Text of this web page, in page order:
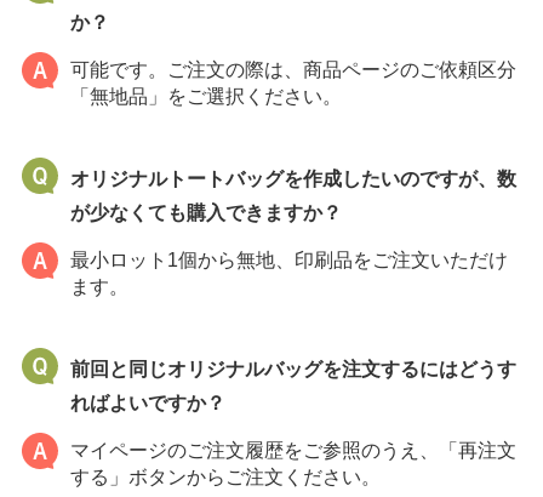
2025年11月1日
個人情報保護方針を改正いたしました。
2025年10月10日
2025年7月9日
インクジェット印刷・DTF印刷割引キャンペーンは終了しま
した。
2025年5月14日
2025年4月10日
インクジェット印刷割引キャンペーンは終了しました。
2025年2月5日
不織布キャンペーンは終了しました。
か？
可能です。ご注文の際は、商品ページのご依頼区分
「無地品」をご選択ください。
オリジナルトートバッグを作成したいのですが、数
が少なくても購入できますか？
最小ロット1個から無地、印刷品をご注文いただけ
ます。
前回と同じオリジナルバッグを注文するにはどうす
ればよいですか？
マイページのご注文履歴をご参照のうえ、「再注文
する」ボタンからご注文ください。